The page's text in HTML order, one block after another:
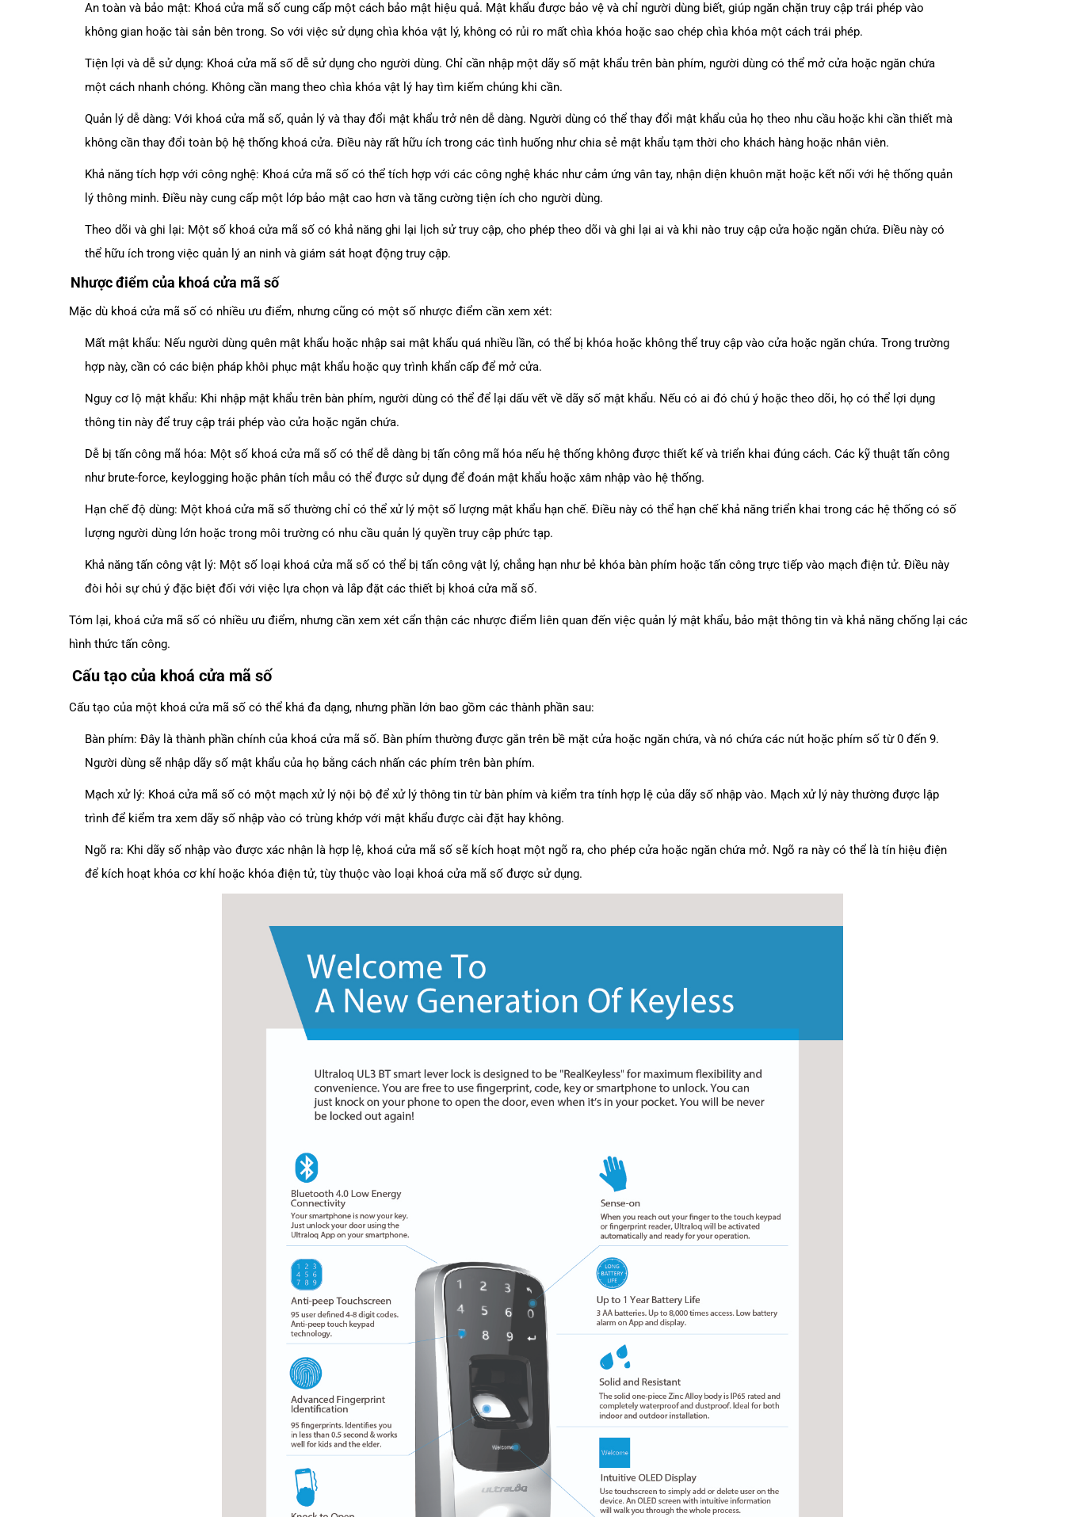
An toàn và bảo mật: Khoá cửa mã số cung cấp một cách bảo mật hiệu quả. Mật khẩu được bảo vệ và chỉ người dùng biết, giúp ngăn chặn truy cập trái phép vào
không gian hoặc tài sản bên trong. So với việc sử dụng chìa khóa vật lý, không có rủi ro mất chìa khóa hoặc sao chép chìa khóa một cách trái phép.
Tiện lợi và dễ sử dụng: Khoá cửa mã số dễ sử dụng cho người dùng. Chỉ cần nhập một dãy số mật khẩu trên bàn phím, người dùng có thể mở cửa hoặc ngăn chứa
một cách nhanh chóng. Không cần mang theo chìa khóa vật lý hay tìm kiếm chúng khi cần.
Quản lý dễ dàng: Với khoá cửa mã số, quản lý và thay đổi mật khẩu trở nên dễ dàng. Người dùng có thể thay đổi mật khẩu của họ theo nhu cầu hoặc khi cần thiết mà
không cần thay đổi toàn bộ hệ thống khoá cửa. Điều này rất hữu ích trong các tình huống như chia sẻ mật khẩu tạm thời cho khách hàng hoặc nhân viên.
Khả năng tích hợp với công nghệ: Khoá cửa mã số có thể tích hợp với các công nghệ khác như cảm ứng vân tay, nhận diện khuôn mặt hoặc kết nối với hệ thống quản
lý thông minh. Điều này cung cấp một lớp bảo mật cao hơn và tăng cường tiện ích cho người dùng.
Theo dõi và ghi lại: Một số khoá cửa mã số có khả năng ghi lại lịch sử truy cập, cho phép theo dõi và ghi lại ai và khi nào truy cập cửa hoặc ngăn chứa. Điều này có
thể hữu ích trong việc quản lý an ninh và giám sát hoạt động truy cập.
Nhược điểm của khoá cửa mã số
Mặc dù khoá cửa mã số có nhiều ưu điểm, nhưng cũng có một số nhược điểm cần xem xét:
Mất mật khẩu: Nếu người dùng quên mật khẩu hoặc nhập sai mật khẩu quá nhiều lần, có thể bị khóa hoặc không thể truy cập vào cửa hoặc ngăn chứa. Trong trường
hợp này, cần có các biện pháp khôi phục mật khẩu hoặc quy trình khẩn cấp để mở cửa.
Nguy cơ lộ mật khẩu: Khi nhập mật khẩu trên bàn phím, người dùng có thể để lại dấu vết về dãy số mật khẩu. Nếu có ai đó chú ý hoặc theo dõi, họ có thể lợi dụng
thông tin này để truy cập trái phép vào cửa hoặc ngăn chứa.
Dễ bị tấn công mã hóa: Một số khoá cửa mã số có thể dễ dàng bị tấn công mã hóa nếu hệ thống không được thiết kế và triển khai đúng cách. Các kỹ thuật tấn công
như brute-force, keylogging hoặc phân tích mẫu có thể được sử dụng để đoán mật khẩu hoặc xâm nhập vào hệ thống.
Hạn chế độ dùng: Một khoá cửa mã số thường chỉ có thể xử lý một số lượng mật khẩu hạn chế. Điều này có thể hạn chế khả năng triển khai trong các hệ thống có số
lượng người dùng lớn hoặc trong môi trường có nhu cầu quản lý quyền truy cập phức tạp.
Khả năng tấn công vật lý: Một số loại khoá cửa mã số có thể bị tấn công vật lý, chẳng hạn như bẻ khóa bàn phím hoặc tấn công trực tiếp vào mạch điện tử. Điều này
đòi hỏi sự chú ý đặc biệt đối với việc lựa chọn và lắp đặt các thiết bị khoá cửa mã số.
Tóm lại, khoá cửa mã số có nhiều ưu điểm, nhưng cần xem xét cẩn thận các nhược điểm liên quan đến việc quản lý mật khẩu, bảo mật thông tin và khả năng chống lại các
hình thức tấn công.
Cấu tạo của khoá cửa mã số
Cấu tạo của một khoá cửa mã số có thể khá đa dạng, nhưng phần lớn bao gồm các thành phần sau:
Bàn phím: Đây là thành phần chính của khoá cửa mã số. Bàn phím thường được gắn trên bề mặt cửa hoặc ngăn chứa, và nó chứa các nút hoặc phím số từ 0 đến 9.
Người dùng sẽ nhập dãy số mật khẩu của họ bằng cách nhấn các phím trên bàn phím.
Mạch xử lý: Khoá cửa mã số có một mạch xử lý nội bộ để xử lý thông tin từ bàn phím và kiểm tra tính hợp lệ của dãy số nhập vào. Mạch xử lý này thường được lập
trình để kiểm tra xem dãy số nhập vào có trùng khớp với mật khẩu được cài đặt hay không.
Ngõ ra: Khi dãy số nhập vào được xác nhận là hợp lệ, khoá cửa mã số sẽ kích hoạt một ngõ ra, cho phép cửa hoặc ngăn chứa mở. Ngõ ra này có thể là tín hiệu điện
để kích hoạt khóa cơ khí hoặc khóa điện tử, tùy thuộc vào loại khoá cửa mã số được sử dụng.